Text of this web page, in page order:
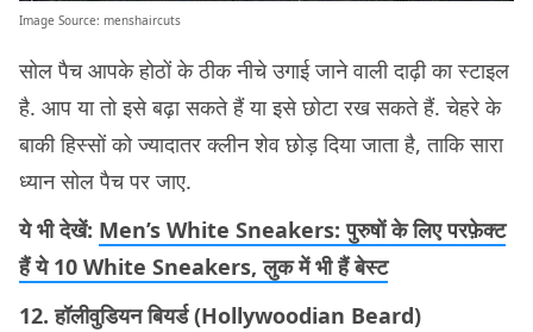
Image Source: menshaircuts
सोल पैच आपके होठों के ठीक नीचे उगाई जाने वाली दाढ़ी का स्टाइल
है. आप या तो इसे बढ़ा सकते हैं या इसे छोटा रख सकते हैं. चेहरे के
बाकी हिस्सों को ज्यादातर क्लीन शेव छोड़ दिया जाता है, ताकि सारा
ध्यान सोल पैच पर जाए.
ये भी देखें: Men’s White Sneakers: पुरुषों के लिए परफ़ेक्ट
हैं ये 10 White Sneakers, लुक में भी हैं बेस्ट
12. हॉलीवुडियन बियर्ड (Hollywoodian Beard)